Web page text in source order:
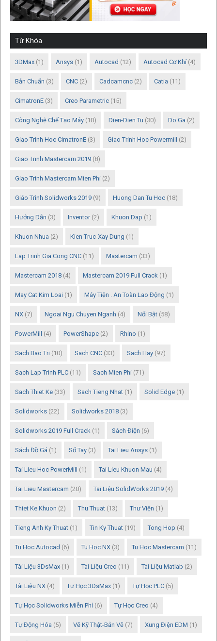
Từ Khóa
3DMax (1) Ansys (1) Autocad (12) Autocad Cơ Khí (4)
Bản Chuẩn (3) CNC (2) Cadcamcnc (2) Catia (11)
CimatronE (3) Creo Parametric (15)
Công Nghệ Chế Tạo Máy (10) Dien-Dien Tu (30) Do Ga (2)
Giao Trinh Hoc CimatronE (3) Giao Trinh Hoc Powermill (2)
Giao Trinh Mastercam 2019 (8)
Giao Trinh Mastercam Mien Phi (2)
Giáo Trình Solidworks 2019 (9) Huong Dan Tu Hoc (18)
Hướng Dẫn (3) Inventor (2) Khuon Dap (1)
Khuon Nhua (2) Kien Truc-Xay Dung (1)
Lap Trinh Gia Cong CNC (11) Mastercam (33)
Mastercam 2018 (4) Mastercam 2019 Full Crack (1)
May Cat Kim Loai (1) Máy Tiện . An Toàn Lao Động (1)
NX (7) Ngoai Ngu Chuyen Nganh (4) Nổi Bật (58)
PowerMill (4) PowerShape (2) Rhino (1)
Sach Bao Tri (10) Sach CNC (33) Sach Hay (97)
Sach Lap Trinh PLC (11) Sach Mien Phi (71)
Sach Thiet Ke (33) Sach Tieng Nhat (1) Solid Edge (1)
Solidworks (22) Solidworks 2018 (3)
Solidworks 2019 Full Crack (1) Sách Điện (6)
Sách Đồ Gá (1) Sổ Tay (3) Tai Lieu Ansys (1)
Tai Lieu Hoc PowerMill (1) Tai Lieu Khuon Mau (4)
Tai Lieu Mastercam (20) Tai Liệu SolidWorks 2019 (4)
Thiet Ke Khuon (2) Thu Thuat (13) Thư Viện (1)
Tieng Anh Ky Thuat (1) Tin Ky Thuat (19) Tong Hop (4)
Tu Hoc Autocad (6) Tu Hoc NX (3) Tu Hoc Mastercam (11)
Tài Liệu 3DsMax (1) Tài Liệu Creo (11) Tài Liệu Matlab (2)
Tài Liệu NX (4) Tự Học 3DsMax (1) Tự Học PLC (5)
Tự Học Solidworks Miễn Phí (6) Tự Học Creo (4)
Tự Động Hóa (5) Vẽ Kỹ Thật-Bản Vẽ (7) Xung Điện EDM (1)